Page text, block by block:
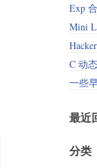
Exp
Mini
C 动
一些
最近
分类